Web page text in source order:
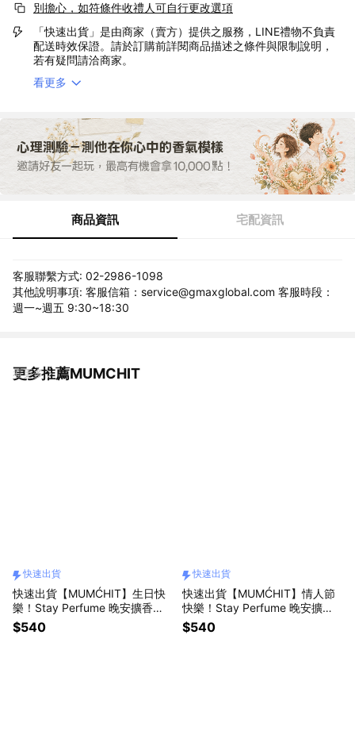
別擔心，如符條件收禮人可自行更改選項
「快速出貨」是由商家（賣方）提供之服務，LINE禮物不負責
配送時效保證。請於訂購前詳閱商品描述之條件與限制說明，
若有疑問請洽商家。
看更多
商品資訊 宅配資訊
客服聯繫方式: 02-2986-1098
其他說明事項: 客服信箱：service@gmaxglobal.com 客服時段：
週一~週五 9:30~18:30
更多推薦MUMCHIT
看更多
快速出貨
快速出貨【MUMĆHIT】生日快
樂！Stay Perfume 晚安擴香瓶
+春光禮袋 (生日禮物排行/質感
送禮/送禮首選)
$540
快速出貨
快速出貨【MUMĆHIT】情人節
快樂！Stay Perfume 晚安擴香
瓶+霧銀禮袋(情人節禮物排行/質
感送禮/送禮首選)
$540